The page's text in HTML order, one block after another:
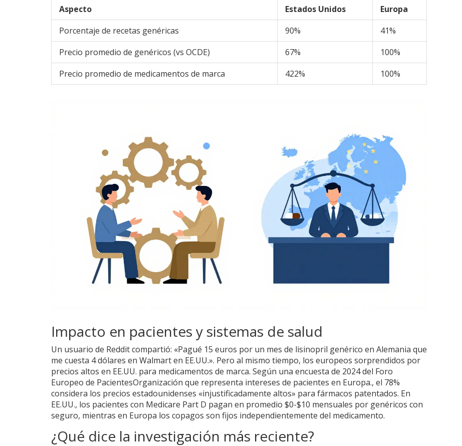
Aspecto
Estados Unidos
Europa
Porcentaje de recetas genéricas
90%
41%
Precio promedio de genéricos (vs OCDE)
67%
100%
Precio promedio de medicamentos de marca
422% 100%
Impacto en pacientes y sistemas de salud
Un usuario de Reddit compartió: «Pagué 15 euros por un mes de lisinopril genérico en Alemania que
me cuesta 4 dólares en Walmart en EE.UU.». Pero al mismo tiempo, los europeos sorprendidos por
precios altos en EE.UU. para medicamentos de marca. Según una encuesta de 2024 del Foro
Europeo de PacientesOrganización que representa intereses de pacientes en Europa., el 78%
considera los precios estadounidenses «injustificadamente altos» para fármacos patentados. En
EE.UU., los pacientes con Medicare Part D pagan en promedio $0-$10 mensuales por genéricos con
seguro, mientras en Europa los copagos son fijos independientemente del medicamento.
¿Qué dice la investigación más reciente?